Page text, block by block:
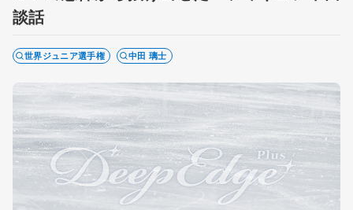
談話
世界ジュニア選手権 中田 璃士